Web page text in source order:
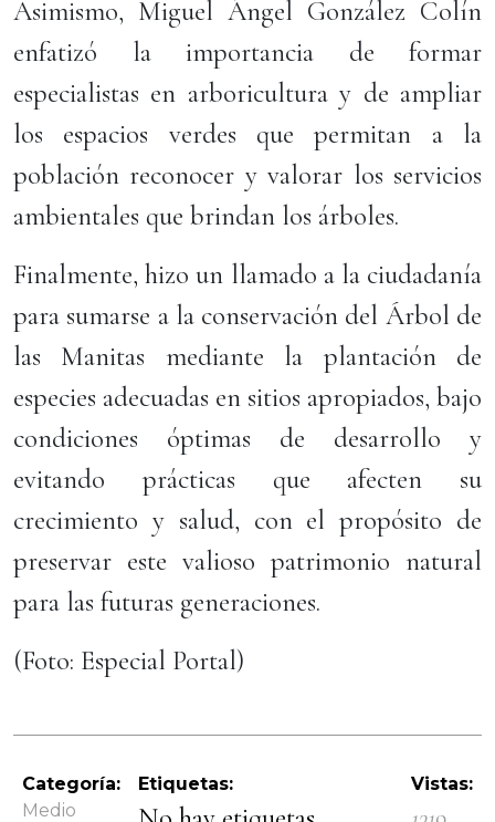
Asimismo, Miguel Ángel González Colín
enfatizó la importancia de formar
especialistas en arboricultura y de ampliar
los espacios verdes que permitan a la
población reconocer y valorar los servicios
ambientales que brindan los árboles.
Finalmente, hizo un llamado a la ciudadanía
para sumarse a la conservación del Árbol de
las Manitas mediante la plantación de
especies adecuadas en sitios apropiados, bajo
condiciones óptimas de desarrollo y
evitando prácticas que afecten su
crecimiento y salud, con el propósito de
preservar este valioso patrimonio natural
para las futuras generaciones.
(Foto: Especial Portal)
Categoría:
Medio
Etiquetas: Vistas: